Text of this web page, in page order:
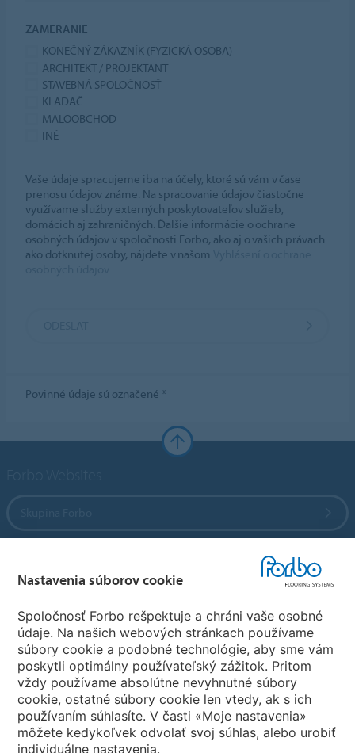
ZAMERANIE
KONEČNÝ ZÁKAZNÍK (FYZICKÁ OSOBA)
ARCHITEKT / PROJEKTANT
STAVEBNÁ SPOLOČNOSŤ
KLADAČ
MALOOBCHOD
INÉ
Vaše údaje spracujeme iba na účely, ktoré sú vám v čase
prenosu údajov známe. Na spracovanie údajov čiastočne
využívame služby externých poskytovateľov služieb,
domácich aj zahraničných. Ďalšie informácie o ochrane
osobných údajov v spoločnosti Forbo, ako aj o vašich právach
ako dotknutej osoby, nájdete v našom
.
Povinné údaje sú označené *
Zvoľte krajinu
Zvoľte svoju krajinu
Nastavenia súborov cookie
Spoločnosť Forbo rešpektuje a chráni vaše osobné
údaje. Na našich webových stránkach používame
súbory cookie a podobné technológie, aby sme vám
poskytli optimálny používateľský zážitok. Pritom
vždy používame absolútne nevyhnutné súbory
cookie, ostatné súbory cookie len vtedy, ak s ich
používaním súhlasíte. V časti «Moje nastavenia»
môžete kedykoľvek odvolať svoj súhlas, alebo urobiť
individuálne nastavenia.